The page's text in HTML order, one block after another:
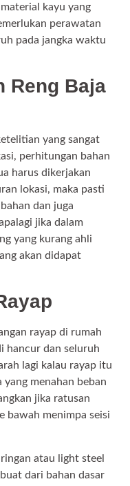
kayu yang
perawatan
pada jangka waktu
Reng Baja
yang sangat
perhitungan bahan
harus dikerjakan
lokasi, maka pasti
dan juga
jika dalam
yang kurang ahli
akan didapat
rayap di rumah
hancur dan seluruh
lagi kalau rayap itu
menahan beban
jika ratusan
bawah menimpa seisi
atau light steel
dari bahan dasar